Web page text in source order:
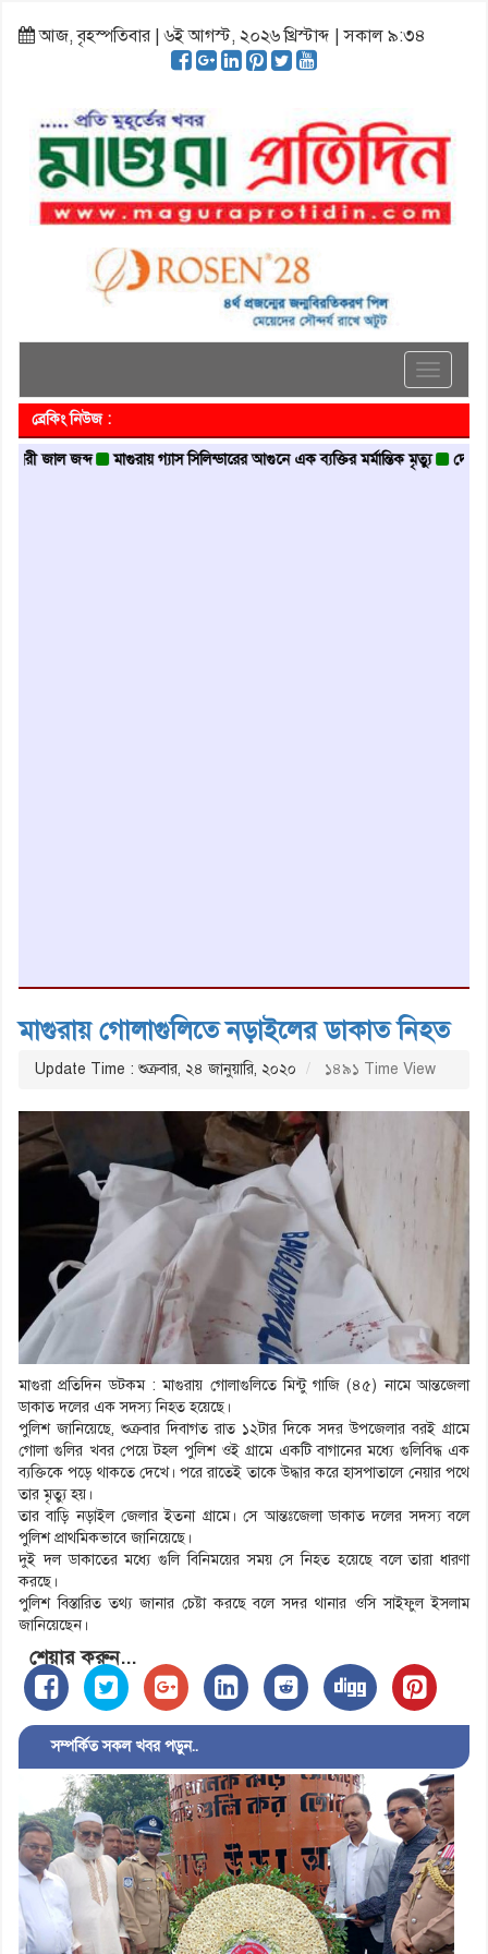
আজ, বৃহস্পতিবার | ৬ই আগস্ট, ২০২৬ খ্রিস্টাব্দ | সকাল ৯:৩৪
Toggle
ব্রেকিং নিউজ :
জব্দ মাগুরায় গ্যাস সিলিন্ডারের আগুনে এক ব্যক্তির মর্মান্তিক মৃত্যু দেশজুড়ে
মাগুরায় গোলাগুলিতে নড়াইলের ডাকাত নিহত
Update Time : শুক্রবার, ২৪ জানুয়ারি, ২০২০ ১৪৯১ Time View
মাগুরা প্রতিদিন ডটকম : মাগুরায় গোলাগুলিতে মিন্টু গাজি (৪৫) নামে আন্তজেলা
ডাকাত দলের এক সদস্য নিহত হয়েছে।
পুলিশ জানিয়েছে, শুক্রবার দিবাগত রাত ১২টার দিকে সদর উপজেলার বরই গ্রামে
গোলা গুলির খবর পেয়ে টহল পুলিশ ওই গ্রামে একটি বাগানের মধ্যে গুলিবিদ্ধ এক
ব্যক্তিকে পড়ে থাকতে দেখে। পরে রাতেই তাকে উদ্ধার করে হাসপাতালে নেয়ার পথে
তার মৃত্যু হয়।
তার বাড়ি নড়াইল জেলার ইতনা গ্রামে। সে আন্তঃজেলা ডাকাত দলের সদস্য বলে
পুলিশ প্রাথমিকভাবে জানিয়েছে।
দুই দল ডাকাতের মধ্যে গুলি বিনিময়ের সময় সে নিহত হয়েছে বলে তারা ধারণা
করছে।
পুলিশ বিস্তারিত তথ্য জানার চেষ্টা করছে বলে সদর থানার ওসি সাইফুল ইসলাম
জানিয়েছেন।
শেয়ার করুন...
সম্পর্কিত সকল খবর পড়ুন..